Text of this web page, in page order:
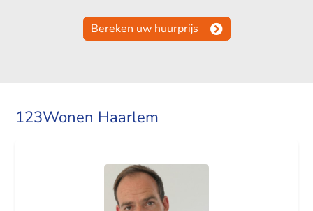
Bereken uw huurprijs
123Wonen Haarlem